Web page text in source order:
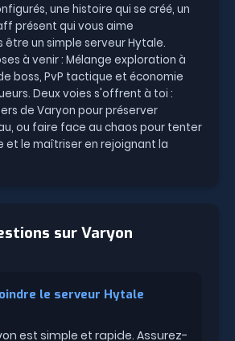
une histoire qui se créé, un
présent qui vous aime
être un simple serveur Hytale.
à venir : Mélange exploration à
boss, PvP tactique et économie
Deux voies s'offrent à toi :
de Varyon pour préserver
ou faire face au chaos pour tenter
et le maîtriser en rejoignant la
sur Varyon
le serveur Hytale
est simple et rapide. Assurez-